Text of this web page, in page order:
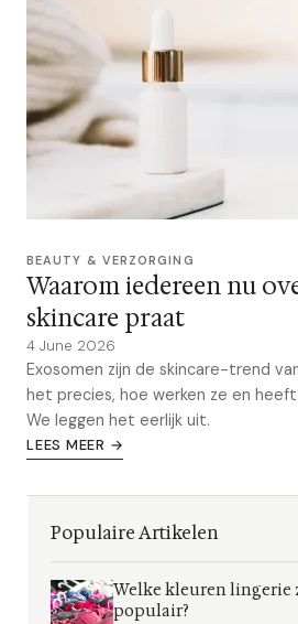
BEAUTY & VERZORGING
Waarom iedereen nu
skincare praat
4 June 2026
Exosomen zijn de skincare-trend
het precies, hoe werken ze en
We leggen het eerlijk uit.
LEES MEER →
Populaire Artikelen
Welke kleuren lingerie
populair?